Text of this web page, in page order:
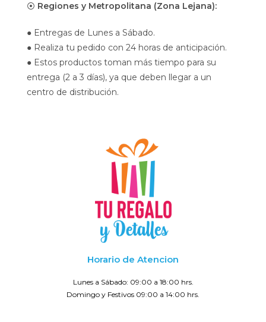
⦿ Regiones y Metropolitana (Zona Lejana):
● Entregas de Lunes a Sábado.
● Realiza tu pedido con 24 horas de anticipación.
● Estos productos toman más tiempo para su
entrega (2 a 3 días), ya que deben llegar a un
centro de distribución.
Horario de Atencion
Lunes a Sábado: 09:00 a 18:00 hrs.
Domingo y Festivos 09:00 a 14:00 hrs.